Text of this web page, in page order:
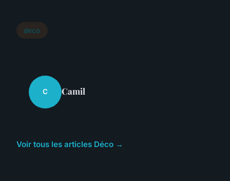
deco
C Camil
Voir tous les articles Déco →